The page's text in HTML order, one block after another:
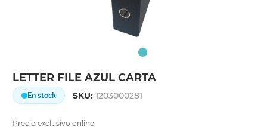
LETTER FILE AZUL CARTA
En stock SKU:1203000281
Precio exclusivo online: